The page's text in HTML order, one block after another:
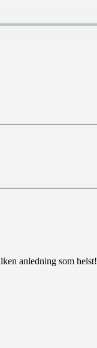
anledning som helst!